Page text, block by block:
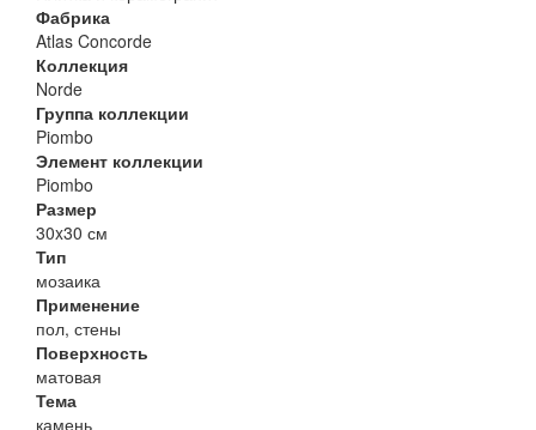
Фабрика
Atlas Concorde
Коллекция
Norde
Группа коллекции
Piombo
Элемент коллекции
Piombo
Размер
30x30 см
Тип
мозаика
Применение
пол, стены
Поверхность
матовая
Тема
камень